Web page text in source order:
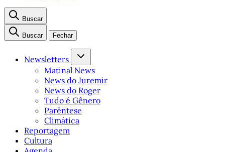
Buscar
Buscar Fechar
Newsletters
Matinal News
News do Juremir
News do Roger
Tudo é Gênero
Parêntese
Climática
Reportagem
Cultura